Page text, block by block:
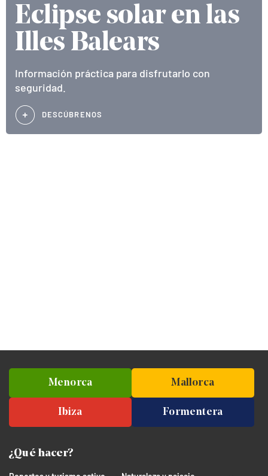
Eclipse solar en las
Illes Balears
Información práctica para disfrutarlo con
seguridad.
DESCÚBRENOS
Menorca Mallorca
Ibiza Formentera
¿Qué hacer?